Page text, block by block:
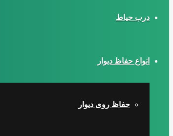
درب حیاط
انواع حفاظ دیوار
حفاظ روی دیوار